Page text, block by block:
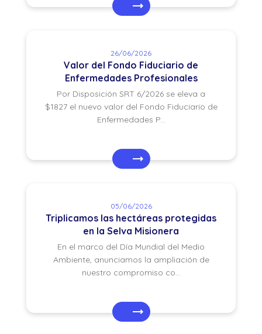
26/06/2026
Valor del Fondo Fiduciario de
Enfermedades Profesionales
Por Disposición SRT 6/2026 se eleva a
$1827 el nuevo valor del Fondo Fiduciario de
Enfermedades P...
05/06/2026
Triplicamos las hectáreas protegidas
en la Selva Misionera
En el marco del Día Mundial del Medio
Ambiente, anunciamos la ampliación de
nuestro compromiso co...